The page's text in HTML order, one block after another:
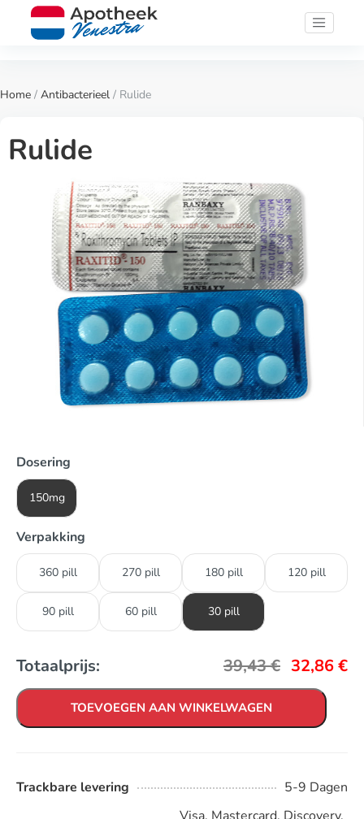
Home / Antibacterieel / Rulide
Rulide
Dosering
150mg
Verpakking
360 pill 270 pill 180 pill 120 pill
90 pill 60 pill 30 pill
Totaalprijs: 39,43€ 32,86€
TOEVOEGEN AAN WINKELWAGEN
Trackbare levering 5-9 Dagen